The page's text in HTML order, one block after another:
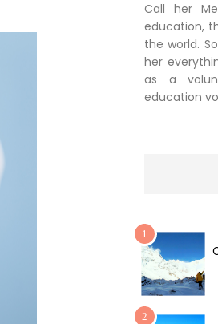
Call her
education,
the world.
her
as a
education